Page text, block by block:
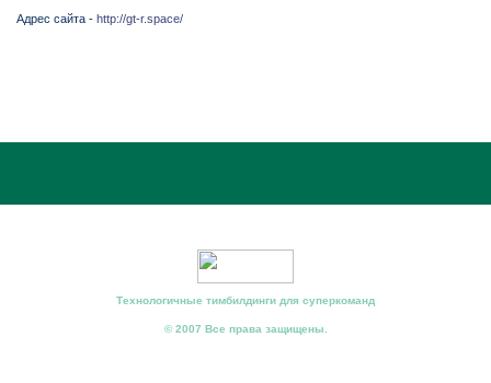
Адрес сайта - http://gt-r.space/
Технологичные тимбилдинги для суперкоманд
© 2007 Все права защищены.